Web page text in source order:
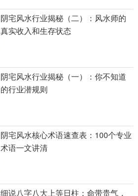
阴宅风水行业揭秘（二）：风水师的
真实收入和生存状态
阴宅风水行业揭秘（一）：你不知道
的行业潜规则
阴宅风水核心术语速查表：100个专业
术语一文讲清
细说八字八大上等日柱：命带贵气，